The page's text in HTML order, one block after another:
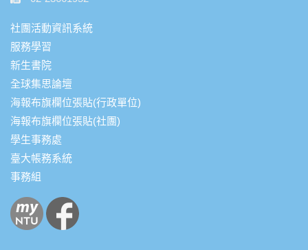
社團活動資訊系統
服務學習
新生書院
全球集思論壇
海報布旗欄位張貼(行政單位)
海報布旗欄位張貼(社團)
學生事務處
臺大帳務系統
事務組